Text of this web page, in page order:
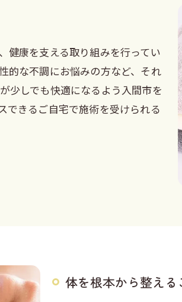
健康を支える取り組みを行ってい
的な不調にお悩みの方など、それ
少しでも快適になるよう入間市を
できるご自宅で施術を受けられる
体を根本から整え